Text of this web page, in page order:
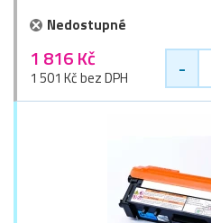
Nedostupné
1 816 Kč
1 501 Kč bez DPH -